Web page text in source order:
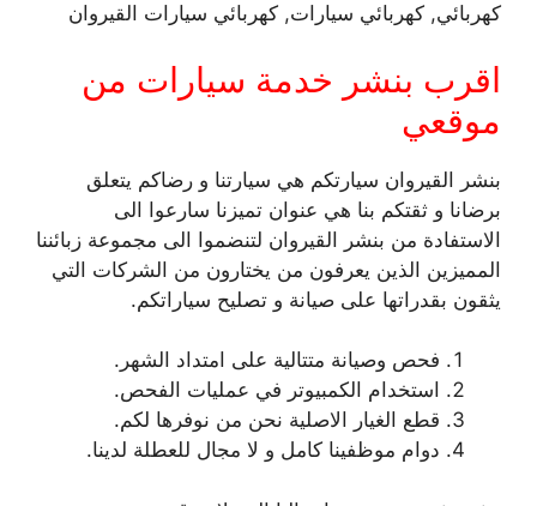
كهربائي, كهربائي سيارات, كهربائي سيارات القيروان
اقرب بنشر خدمة سيارات من
موقعي
بنشر القيروان سيارتكم هي سيارتنا و رضاكم يتعلق
برضانا و ثقتكم بنا هي عنوان تميزنا سارعوا الى
الاستفادة من بنشر القيروان لتنضموا الى مجموعة زبائننا
المميزين الذين يعرفون من يختارون من الشركات التي
يثقون بقدراتها على صيانة و تصليح سياراتكم.
فحص وصيانة متتالية على امتداد الشهر.
استخدام الكمبيوتر في عمليات الفحص.
قطع الغيار الاصلية نحن من نوفرها لكم.
دوام موظفينا كامل و لا مجال للعطلة لدينا.